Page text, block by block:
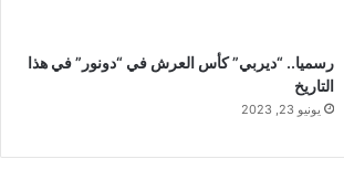
رسميا.. “ديربي” كأس العرش في “دونور” في هذا
التاريخ
يونيو 23, 2023